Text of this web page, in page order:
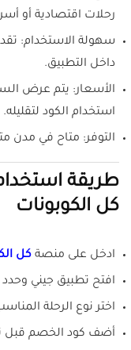
رحلات اقتصادية أو
سهولة الاستخدام:
داخل التطبيق.
الأسعار: يتم عرض
استخدام الكود لتقليله.
التوفر: متاح في مدن
طريقة
كل الكوبونات
ادخل على منصة كل
افتح تطبيق جيني
اختر نوع الرحلة
أضف كود الخصم قبل